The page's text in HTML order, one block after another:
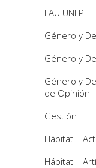
FAU UNLP
Género y
Género y
Género y
de Opinión
Gestión
Hábitat –
Hábitat –